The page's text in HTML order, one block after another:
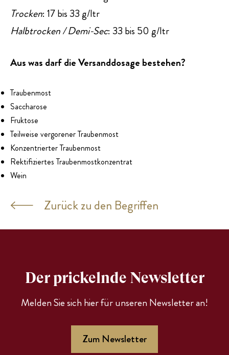
Trocken: 17 bis 33 g/ltr
Halbtrocken / Demi-Sec: 33 bis 50 g/ltr
Aus was darf die Versanddosage bestehen?
Traubenmost
Saccharose
Fruktose
Teilweise vergorener Traubenmost
Konzentrierter Traubenmost
Rektifiziertes Traubenmostkonzentrat
Wein
Zurück zu den Begriffen
Der prickelnde Newsletter
Melden Sie sich hier für unseren Newsletter an!
Zum Newsletter